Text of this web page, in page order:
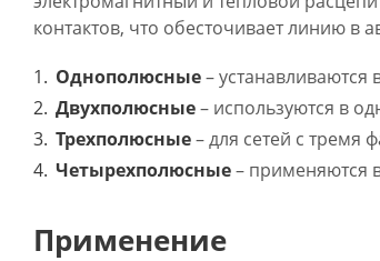
контактов, что обесточивает линию в
Однополюсные– устанавливаются
Двухполюсные– используются в
Трехполюсные– для сетей с тремя
Четырехполюсные– применяются
Применение